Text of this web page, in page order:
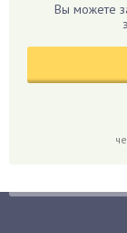
Гиппеаструм
Гладиолусы
Вы можете